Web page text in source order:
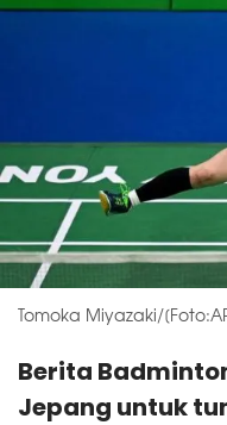
Tomoka Miyazaki/
Berita
Jepang untuk